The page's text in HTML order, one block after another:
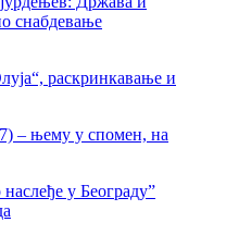
снабдевање
раскринкавање и
– њему у спомен, на
у Београду”